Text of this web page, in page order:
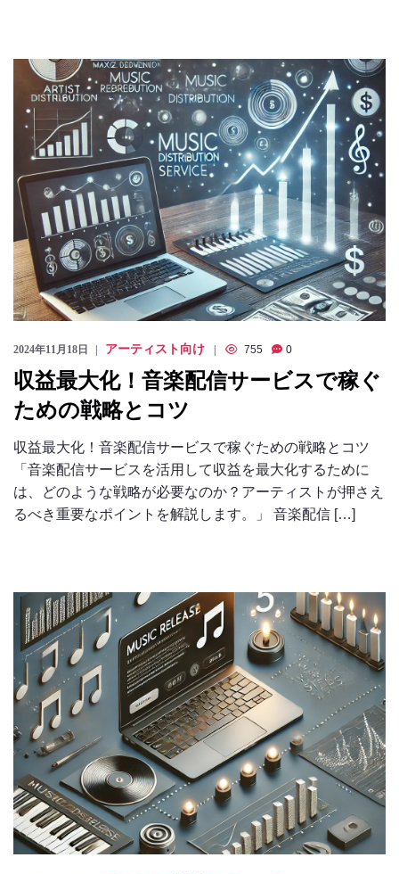
2024年11月18日 アーティスト向け 755 0
収益最大化！音楽配信サービスで稼ぐ
ための戦略とコツ
収益最大化！音楽配信サービスで稼ぐための戦略とコツ
「音楽配信サービスを活用して収益を最大化するために
は、どのような戦略が必要なのか？アーティストが押さえ
るべき重要なポイントを解説します。」 音楽配信 […]